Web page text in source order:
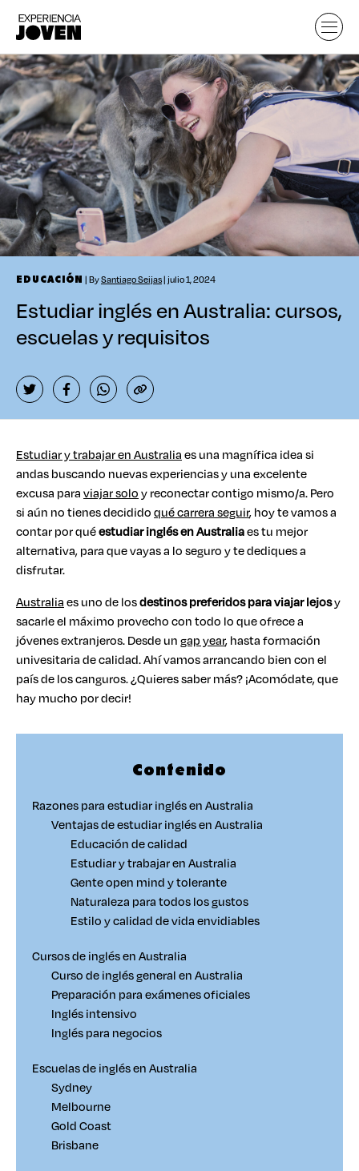
EDUCACIÓN | BySantiago Seijas| julio 1, 2024
Estudiar inglés en Australia: cursos,
escuelas y requisitos
Estudiar y trabajar en Australiaes una magnífica idea si
andas buscando nuevas experiencias y una excelente
excusa paraviajar soloy reconectar contigo mismo/a. Pero
si aún no tienes decididoqué carrera seguir, hoy te vamos a
contar por quéestudiar inglés en Australiaes tu mejor
alternativa, para que vayas a lo seguro y te dediques a
disfrutar.
Australiaes uno de losdestinos preferidos para viajar lejosy
sacarle el máximo provecho con todo lo que ofrece a
jóvenes extranjeros. Desde ungap year, hasta formación
univesitaria de calidad. Ahí vamos arrancando bien con el
país de los canguros. ¿Quieres saber más? ¡Acomódate, que
hay mucho por decir!
Contenido
Razones para estudiar inglés en Australia
Ventajas de estudiar inglés en Australia
Educación de calidad
Estudiar y trabajar en Australia
Gente open mind y tolerante
Naturaleza para todos los gustos
Estilo y calidad de vida envidiables
Cursos de inglés en Australia
Curso de inglés general en Australia
Preparación para exámenes oficiales
Inglés intensivo
Inglés para negocios
Escuelas de inglés en Australia
Sydney
Melbourne
Gold Coast
Brisbane